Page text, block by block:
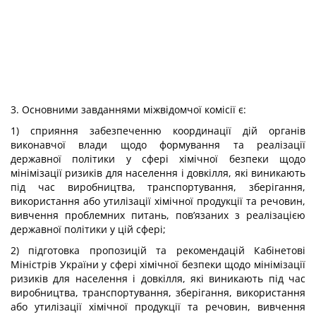
3. Основними завданнями міжвідомчої комісії є:
1) сприяння забезпеченню координації дій органів
виконавчої влади щодо формування та реалізації
державної політики у сфері хімічної безпеки щодо
мінімізації ризиків для населення і довкілля, які виникають
під час виробництва, транспортування, зберігання,
використання або утилізації хімічної продукції та речовин,
вивчення проблемних питань, пов’язаних з реалізацією
державної політики у цій сфері;
2) підготовка пропозицій та рекомендацій Кабінетові
Міністрів України у сфері хімічної безпеки щодо мінімізації
ризиків для населення і довкілля, які виникають під час
виробництва, транспортування, зберігання, використання
або утилізації хімічної продукції та речовин, вивчення